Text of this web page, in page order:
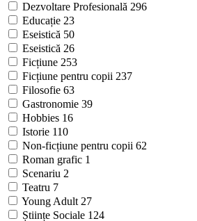
Dezvoltare Profesională 296
Educație 23
Eseistică 50
Eseistică 26
Ficțiune 253
Ficțiune pentru copii 237
Filosofie 63
Gastronomie 39
Hobbies 16
Istorie 110
Non-ficțiune pentru copii 62
Roman grafic 1
Scenariu 2
Teatru 7
Young Adult 27
Științe Sociale 124